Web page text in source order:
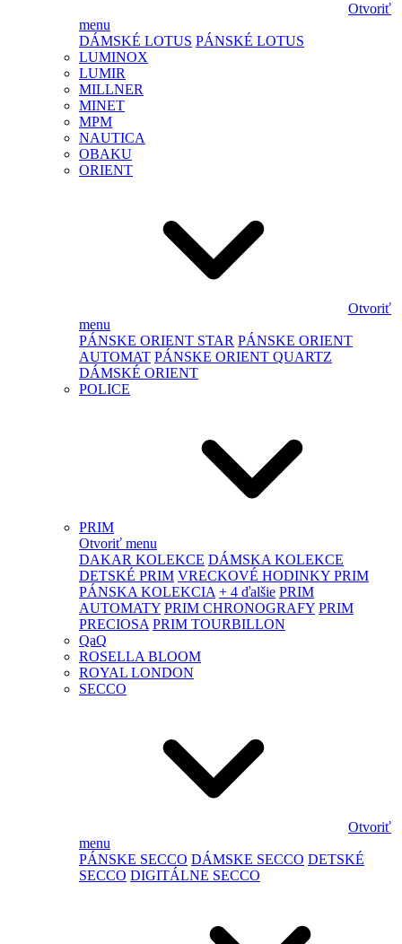
Otvoriť
menu
DÁMSKÉ LOTUS PÁNSKÉ LOTUS
LUMINOX
LUMIR
MILLNER
MINET
MPM
NAUTICA
OBAKU
ORIENT
Otvoriť
menu
PÁNSKE ORIENT STAR PÁNSKE ORIENT
AUTOMAT PÁNSKE ORIENT QUARTZ
DÁMSKÉ ORIENT
POLICE
PRIM
Otvoriť menu
DAKAR KOLEKCE DÁMSKA KOLEKCE
DETSKÉ PRIM VRECKOVÉ HODINKY PRIM
PÁNSKA KOLEKCIA + 4 ďalšie PRIM
AUTOMATY PRIM CHRONOGRAFY PRIM
PRECIOSA PRIM TOURBILLON
QaQ
ROSELLA BLOOM
ROYAL LONDON
SECCO
Otvoriť
menu
PÁNSKE SECCO DÁMSKE SECCO DETSKÉ
SECCO DIGITÁLNE SECCO